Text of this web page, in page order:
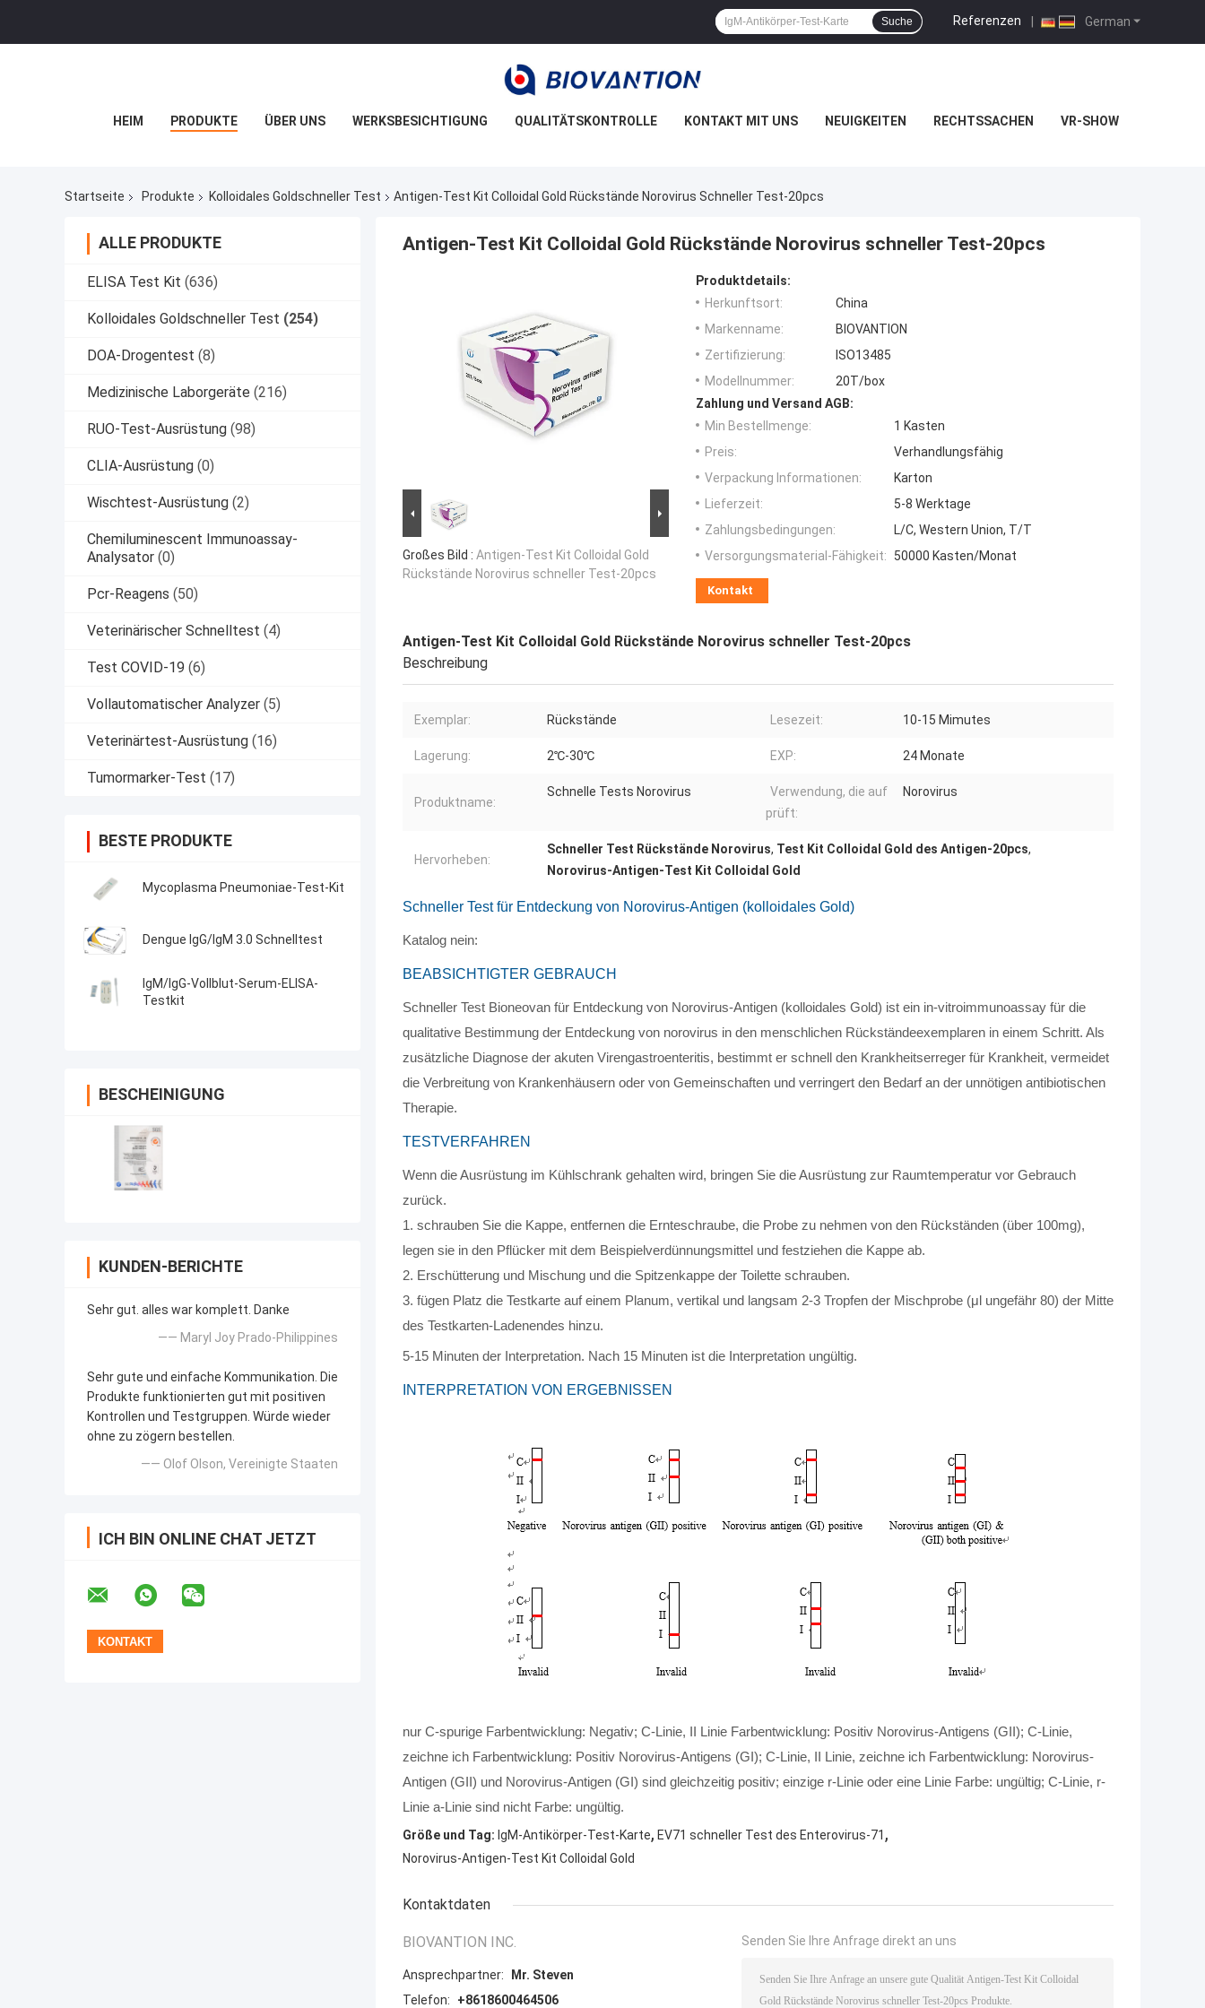
German
Referenzen |
Suche
HEIM PRODUKTE ÜBER UNS WERKSBESICHTIGUNG QUALITÄTSKONTROLLE KONTAKT MIT UNS NEUIGKEITEN RECHTSSACHEN VR-SHOW
Startseite Produkte Kolloidales Goldschneller Test Antigen-Test Kit Colloidal Gold Rückstände Norovirus Schneller Test-20pcs
ALLE PRODUKTE
ELISA Test Kit (636)
Kolloidales Goldschneller Test (254)
DOA-Drogentest (8)
Medizinische Laborgeräte (216)
RUO-Test-Ausrüstung (98)
CLIA-Ausrüstung (0)
Wischtest-Ausrüstung (2)
Chemiluminescent Immunoassay-
Analysator (0)
Pcr-Reagens (50)
Veterinärischer Schnelltest (4)
Test COVID-19 (6)
Vollautomatischer Analyzer (5)
Veterinärtest-Ausrüstung (16)
Tumormarker-Test (17)
BESTE PRODUKTE
Mycoplasma Pneumoniae-Test-Kit
Dengue IgG/IgM 3.0 Schnelltest
IgM/IgG-Vollblut-Serum-ELISA-
Testkit
BESCHEINIGUNG
KUNDEN-BERICHTE
Sehr gut. alles war komplett. Danke
—— Maryl Joy Prado-Philippines
Sehr gute und einfache Kommunikation. Die
Produkte funktionierten gut mit positiven
Kontrollen und Testgruppen. Würde wieder
ohne zu zögern bestellen.
—— Olof Olson, Vereinigte Staaten
ICH BIN ONLINE CHAT JETZT
Antigen-Test Kit Colloidal Gold Rückstände Norovirus schneller Test-20pcs
Großes Bild : Antigen-Test Kit Colloidal Gold
Rückstände Norovirus schneller Test-20pcs
Produktdetails:
Herkunftsort:
China
Markenname:
BIOVANTION
Zertifizierung:
ISO13485
Modellnummer:
20T/box
Zahlung und Versand AGB:
Min Bestellmenge:
1 Kasten
Preis:
Verhandlungsfähig
Verpackung Informationen:
Karton
Lieferzeit:
5-8 Werktage
Zahlungsbedingungen:
L/C, Western Union, T/T
Versorgungsmaterial-Fähigkeit:
50000 Kasten/Monat
Kontakt
Antigen-Test Kit Colloidal Gold Rückstände Norovirus schneller Test-20pcs
Beschreibung
Exemplar: Rückstände Lesezeit: 10-15 Mimutes
Lagerung: 2℃-30℃ EXP: 24 Monate
Produktname:
Schnelle Tests Norovirus
Verwendung, die auf
prüft:
Norovirus
Hervorheben:
Schneller Test Rückstände Norovirus, Test Kit Colloidal Gold des Antigen-20pcs,
Norovirus-Antigen-Test Kit Colloidal Gold
Schneller Test für Entdeckung von Norovirus-Antigen (kolloidales Gold)
Katalog nein:
BEABSICHTIGTER GEBRAUCH
Schneller Test Bioneovan für Entdeckung von Norovirus-Antigen (kolloidales Gold) ist ein in-vitroimmunoassay für die
qualitative Bestimmung der Entdeckung von norovirus in den menschlichen Rückständeexemplaren in einem Schritt. Als
zusätzliche Diagnose der akuten Virengastroenteritis, bestimmt er schnell den Krankheitserreger für Krankheit, vermeidet
die Verbreitung von Krankenhäusern oder von Gemeinschaften und verringert den Bedarf an der unnötigen antibiotischen
Therapie.
TESTVERFAHREN
Wenn die Ausrüstung im Kühlschrank gehalten wird, bringen Sie die Ausrüstung zur Raumtemperatur vor Gebrauch
zurück.
1. schrauben Sie die Kappe, entfernen die Ernteschraube, die Probe zu nehmen von den Rückständen (über 100mg),
legen sie in den Pflücker mit dem Beispielverdünnungsmittel und festziehen die Kappe ab.
2. Erschütterung und Mischung und die Spitzenkappe der Toilette schrauben.
3. fügen Platz die Testkarte auf einem Planum, vertikal und langsam 2-3 Tropfen der Mischprobe (μl ungefähr 80) der Mitte
des Testkarten-Ladenendes hinzu.
5-15 Minuten der Interpretation. Nach 15 Minuten ist die Interpretation ungültig.
INTERPRETATION VON ERGEBNISSEN
nur C-spurige Farbentwicklung: Negativ; C-Linie, II Linie Farbentwicklung: Positiv Norovirus-Antigens (GII); C-Linie,
zeichne ich Farbentwicklung: Positiv Norovirus-Antigens (GI); C-Linie, II Linie, zeichne ich Farbentwicklung: Norovirus-
Antigen (GII) und Norovirus-Antigen (GI) sind gleichzeitig positiv; einzige r-Linie oder eine Linie Farbe: ungültig; C-Linie, r-
Linie a-Linie sind nicht Farbe: ungültig.
Größe und Tag: IgM-Antikörper-Test-Karte, EV71 schneller Test des Enterovirus-71 ,
Norovirus-Antigen-Test Kit Colloidal Gold
Kontaktdaten
BIOVANTION INC.
Ansprechpartner:
Mr. Steven
Telefon:
+8618600464506
Senden Sie Ihre Anfrage direkt an uns